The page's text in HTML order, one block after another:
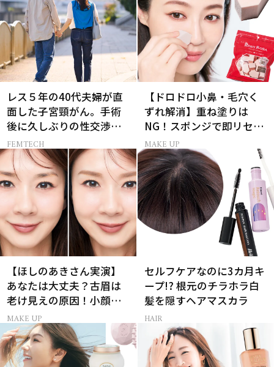
レス５年の40代夫婦が直
面した子宮頸がん。手術
後に久しぶりの性交渉を
試しみたら…
FEMTECH
【ドロドロ小鼻・毛穴く
ずれ解消】重ね塗りは
NG！スポンジで即リセッ
トするプロ技
MAKE UP
【ほしのあきさん実演】
あなたは大丈夫？古眉は
老け見えの原因！小顔と
目元パッチリを叶える美
眉術
MAKE UP
セルフケアなのに3カ月キ
ープ!? 根元のチラホラ白
髪を隠すヘアマスカラ
HAIR